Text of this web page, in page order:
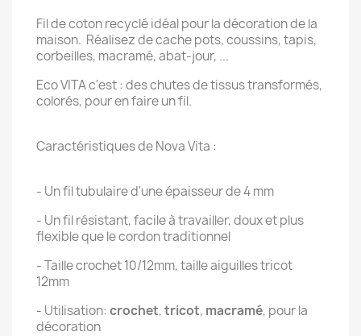
Fil de coton recyclé idéal pour la décoration de la
maison. Réalisez de cache pots, coussins, tapis,
corbeilles, macramé, abat-jour, ...
Eco VITA c'est : des chutes de tissus transformés,
colorés, pour en faire un fil.
Caractéristiques de Nova Vita :
- Un fil tubulaire d'une épaisseur de 4 mm
- Un fil résistant, facile à travailler, doux et plus
flexible que le cordon traditionnel
- Taille crochet 10/12mm, taille aiguilles tricot
12mm
- Utilisation: crochet,tricot, macramé, pour la
décoration